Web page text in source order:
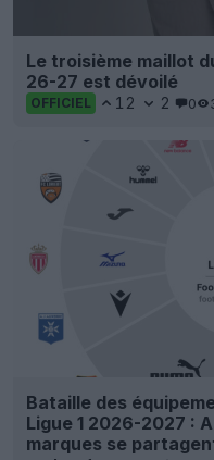
Le troisième maillot
26-27 est dévoilé
OFFICIEL 12 2 0
Bataille des
Ligue 1 2026-2027 :
marques se